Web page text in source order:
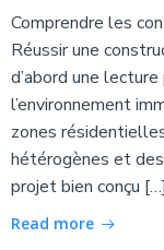
Comprendre les
Réussir une
d’abord une
l’environnement
zones
hétérogènes et
projet bien conçu […]
Read more